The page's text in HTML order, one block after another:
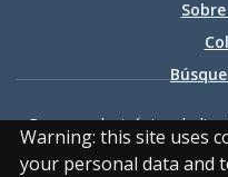
Warning: this site uses
your personal data and
Recurso electrónico
digitalizadas